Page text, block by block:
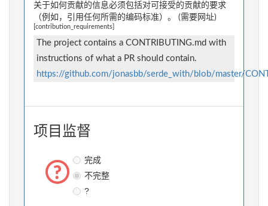
关于如何贡献的信息必须包括对可接受的贡献的要求
（例如，引用任何所需的编码标准）。 (需要网址)
[contribution_requirements]
The project contains a CONTRIBUTING.md with
instructions of what a PR should contain.
https://github.com/jonasbb/serde_with/blob/master/
项目监督
完成
不完整
?